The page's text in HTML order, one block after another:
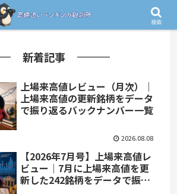
新着記事
上場来高値レビュー（月次）｜
上場来高値の更新銘柄をデータ
で振り返るバックナンバー一覧
2026.08.08
【2026年7月号】上場来高値レ
ビュー｜7月に上場来高値を更
新した242銘柄をデータで振り
検索